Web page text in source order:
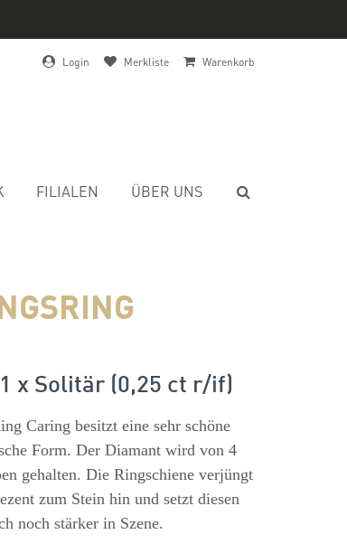
Login Merkliste Warenkorb
FILIALEN ÜBER UNS
x Solitär (0,25 ct r/if)
Caring besitzt eine sehr schöne
Form. Der Diamant wird von 4
gehalten. Die Ringschiene verjüngt
zum Stein hin und setzt diesen
noch stärker in Szene.